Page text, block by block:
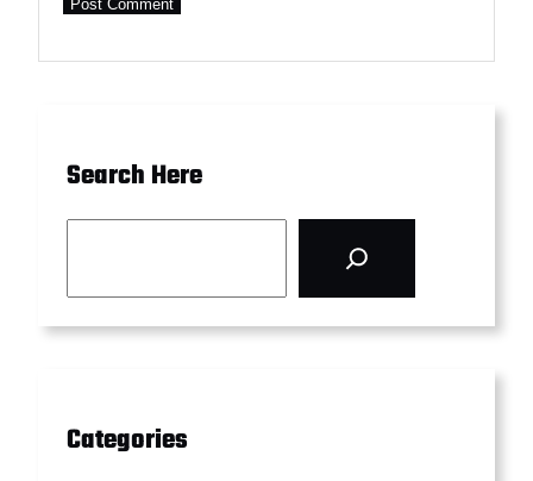
Search Here
Categories